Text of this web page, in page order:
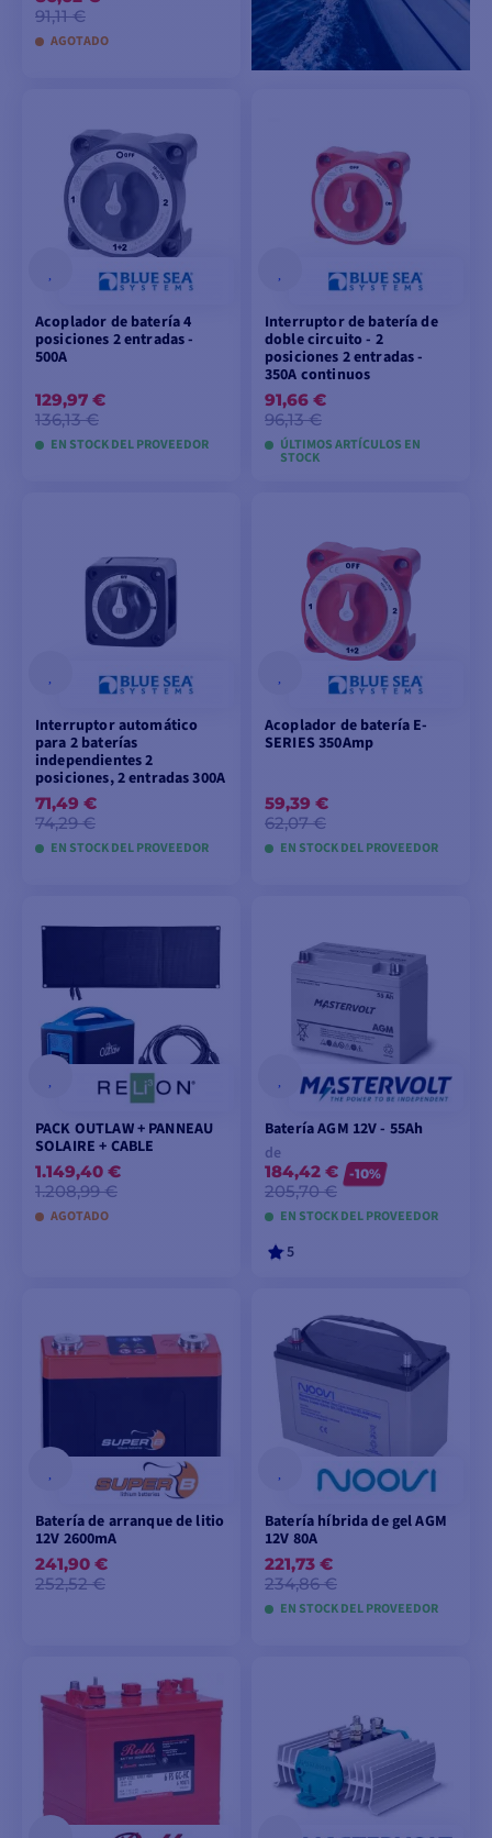
91,11 €
AGOTADO
Acoplador de batería 4
posiciones 2 entradas -
500A
129,97 €
136,13 €
EN STOCK DEL PROVEEDOR
Interruptor de batería de
doble circuito - 2
posiciones 2 entradas -
350A continuos
91,66 €
96,13 €
ÚLTIMOS ARTÍCULOS EN
STOCK
Interruptor automático
para 2 baterías
independientes 2
posiciones, 2 entradas 300A
71,49 €
74,29 €
EN STOCK DEL PROVEEDOR
AÑADIR A LA CESTA
Acoplador de batería E-
SERIES 350Amp
59,39 €
62,07 €
EN STOCK DEL PROVEEDOR
PACK OUTLAW + PANNEAU
SOLAIRE + CABLE
1.149,40 €
1.208,99 €
AGOTADO
Batería AGM 12V - 55Ah
de
184,42 €
205,70 €
-10%
EN STOCK DEL PROVEEDOR
5
VER MODELOS
Batería de arranque de litio
12V 2600mA
241,90 €
252,52 €
AÑADIR A LA CESTA
Batería híbrida de gel AGM
12V 80A
221,73 €
234,86 €
EN STOCK DEL PROVEEDOR